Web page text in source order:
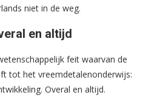
niet in de weg.
en altijd
feit waarvan de
tot het vreemdetalenonderwijs:
Overal en altijd.